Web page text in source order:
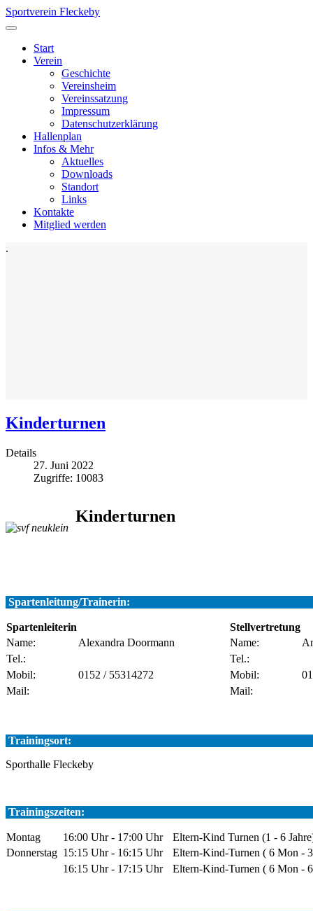
Sportverein Fleckeby
Start
Verein
Geschichte
Vereinsheim
Vereinssatzung
Impressum
Datenschutzerklärung
Hallenplan
Infos & Mehr
Aktuelles
Downloads
Standort
Links
Kontakte
Mitglied werden
.
Kinderturnen
Details
27. Juni 2022
Zugriffe: 10083
Kinderturnen
Spartenleitung/Trainerin:
Spartenleiterin
Stellvertretung
Name:
Alexandra Doormann Name:
Tel.:
Tel.:
Mobil:
0152 / 55314272 Mobil:
Mail:
Mail:
Trainingsort:
Sporthalle Fleckeby
Trainingszeiten:
Montag 16:00 Uhr - 17:00 Uhr
Eltern-Kind Turnen (1 - 6
Donnerstag 15:15 Uhr - 16:15 Uhr
Eltern-Kind-Turnen ( 6 Mon -
16:15 Uhr - 17:15 Uhr
Eltern-Kind-Turnen ( 6 Mon -